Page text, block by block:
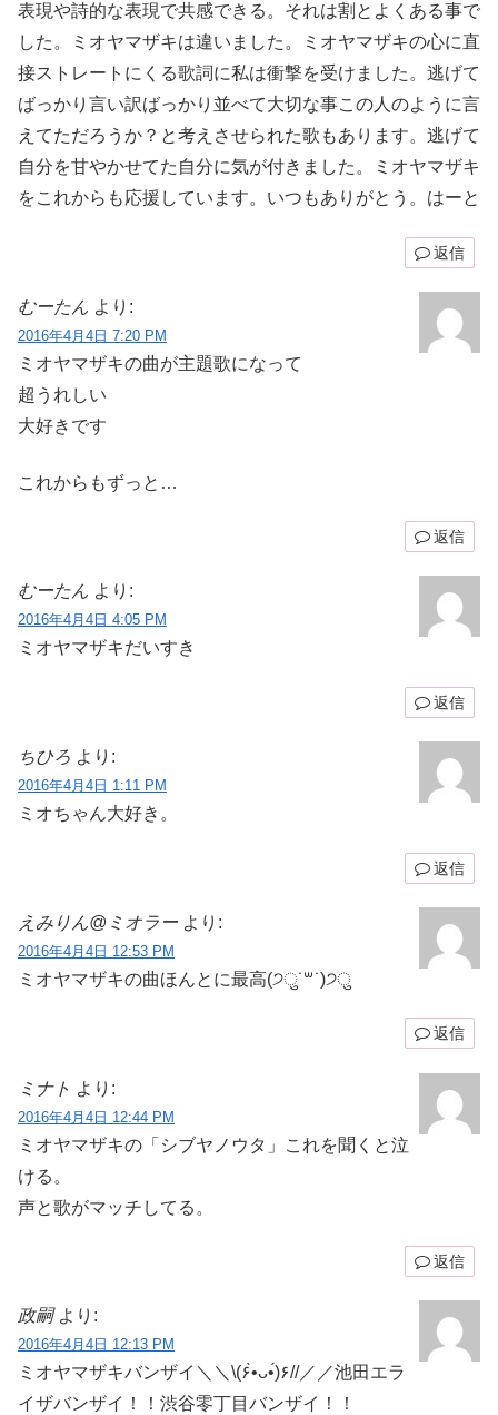
表現や詩的な表現で共感できる。それは割とよくある事で
した。ミオヤマザキは違いました。ミオヤマザキの心に直
接ストレートにくる歌詞に私は衝撃を受けました。逃げて
ばっかり言い訳ばっかり並べて大切な事この人のように言
えてただろうか？と考えさせられた歌もあります。逃げて
自分を甘やかせてた自分に気が付きました。ミオヤマザキ
をこれからも応援しています。いつもありがとう。はーと
返信
むーたん より:
2016年4月4日 7:20 PM
ミオヤマザキの曲が主題歌になって
超うれしい
大好きです
これからもずっと…
返信
むーたん より:
2016年4月4日 4:05 PM
ミオヤマザキだいすき
返信
ちひろ より:
2016年4月4日 1:11 PM
ミオちゃん大好き。
返信
えみりん@ミオラー より:
2016年4月4日 12:53 PM
ミオヤマザキの曲ほんとに最高(੭ु˙꒳​˙)੭ु
返信
ミナト より:
2016年4月4日 12:44 PM
ミオヤマザキの「シブヤノウタ」これを聞くと泣
ける。
声と歌がマッチしてる。
返信
政嗣 より:
2016年4月4日 12:13 PM
ミオヤマザキバンザイ＼＼\(۶•̀ᴗ•́)۶//／／池田エラ
イザバンザイ！！渋谷零丁目バンザイ！！